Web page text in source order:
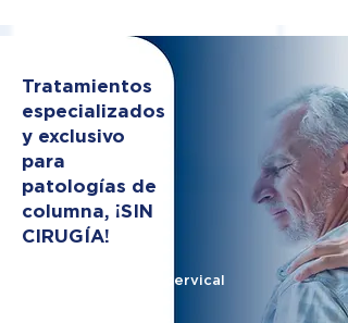
Tratamientos
especializados
y exclusivo
para
patologías de
columna, ¡SIN
CIRUGÍA!
Hernia de disco cervical